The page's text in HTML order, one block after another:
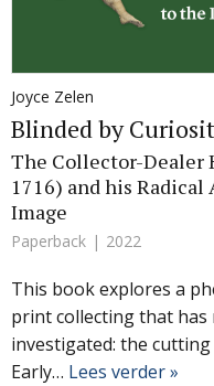
Joyce Zelen
Blinded by
The Collector-Dealer
1716) and his
Image
Paperback 2022
This book explores a
print collecting that has
investigated: the
Early… Lees verder »